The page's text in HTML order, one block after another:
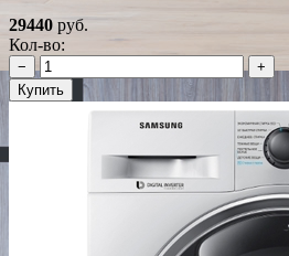
29440 руб.
Кол-во:
−
+
Купить